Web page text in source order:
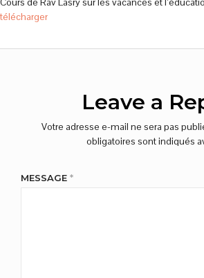
télécharger
Leave a
Votre adresse e-mail ne sera pas
obligatoires sont indiqués
MESSAGE *